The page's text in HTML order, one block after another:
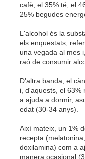
cafè, el 35% té, el
25% begudes
L'alcohol és la
els enquestats,
una vegada al mes
raó de consumir
D'altra banda, el
i, d'aquests, el 63%
a ajuda a dormir,
edat (30-34 anys).
Així mateix, un 1%
recepta
doxilamina) com a
manera ocasional